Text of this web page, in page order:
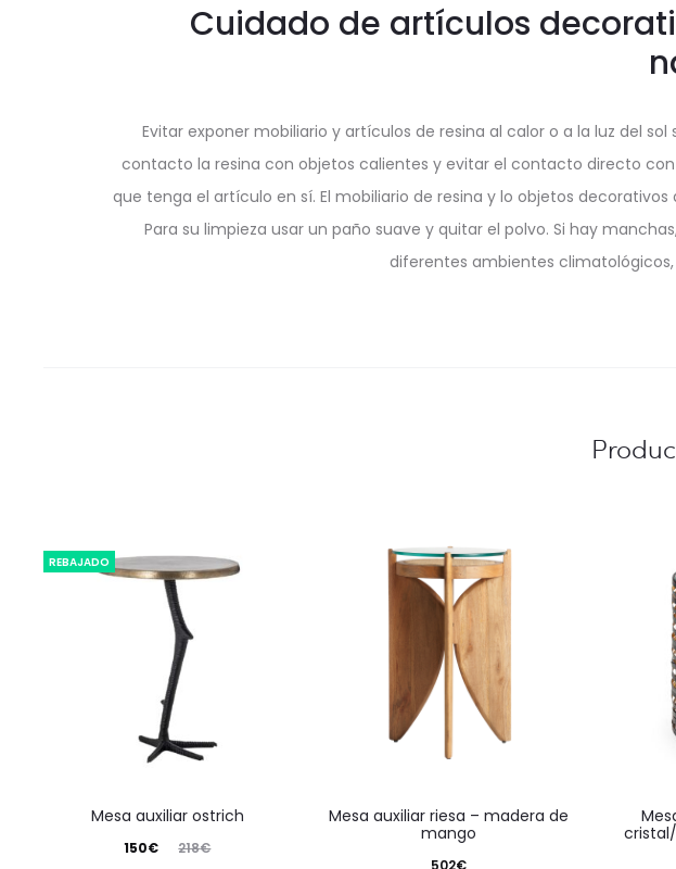
Cuidado de artículos
Evitar exponer mobiliario y artículos de resina al calor o a la luz del
contacto la resina con objetos calientes y evitar el contacto directo
que tenga el artículo en sí. El mobiliario de resina y lo objetos
Para su limpieza usar un paño suave y quitar el polvo. Si hay
diferentes ambientes
REBAJADO
mesa auxiliar ostrich
218€
El
150€
El
mesa auxiliar riesa – madera de
mango
502€
mesa auxiliar 40x40x56